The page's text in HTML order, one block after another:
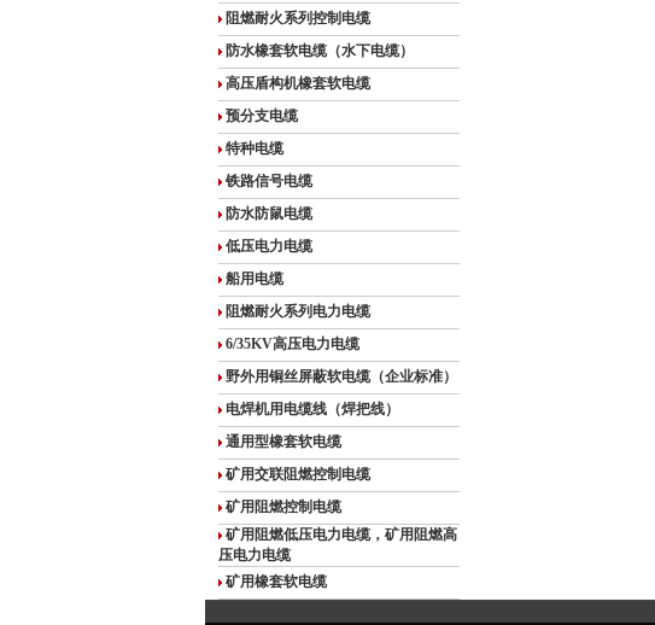
阻燃耐火系列控制电缆
防水橡套软电缆（水下电缆）
高压盾构机橡套软电缆
预分支电缆
特种电缆
铁路信号电缆
防水防鼠电缆
低压电力电缆
船用电缆
阻燃耐火系列电力电缆
6/35KV高压电力电缆
野外用铜丝屏蔽软电缆（企业标准）
电焊机用电缆线（焊把线）
通用型橡套软电缆
矿用交联阻燃控制电缆
矿用阻燃控制电缆
矿用阻燃低压电力电缆，矿用阻燃高
压电力电缆
矿用橡套软电缆